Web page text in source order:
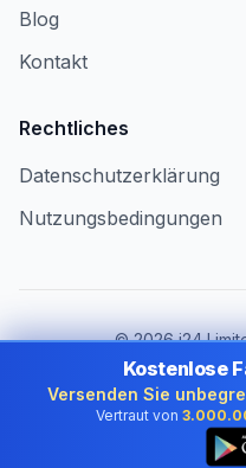
Blog
Kontakt
Rechtliches
Datenschutzerklärung
Nutzungsbedingungen
©2026i24
Für
Land wechseln:
Kostenlose
Versenden Sie
Vertraut von